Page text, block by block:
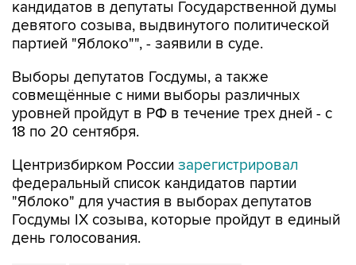
партией "Яблоко"", - заявили в суде.
Выборы депутатов Госдумы, а также
уровней пройдут в РФ в течение трех дней - с
18 по 20 сентября.
Центризбирком России
"Яблоко" для участия в выборах депутатов
Госдумы IX созыва, которые пройдут в единый
день голосования.
Яблоко Госдума Верховный суд РФ